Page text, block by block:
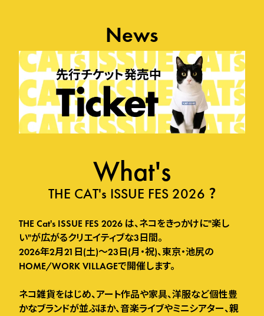
News
What's
THE CAT's ISSUE FES 2026 ?
THE Cat's ISSUE FES 2026 は、ネコをきっかけに"楽し
い"が広がるクリエイティブな3日間。
2026年2月21日(土)〜23日(月・祝)、東京・池尻の
HOME/WORK VILLAGEで開催します。
ネコ雑貨をはじめ、アート作品や家具、洋服など個性豊
かなブランドが並ぶほか、音楽ライブやミニシアター、親